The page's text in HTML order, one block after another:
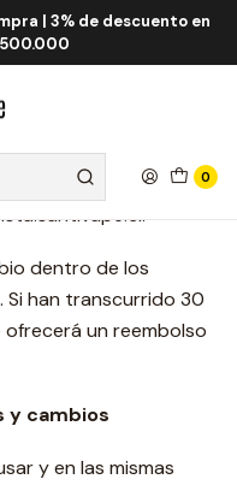
| 3% de descuento en
0
dentro de los
han transcurrido 30
un reembolso
y cambios
y en las mismas